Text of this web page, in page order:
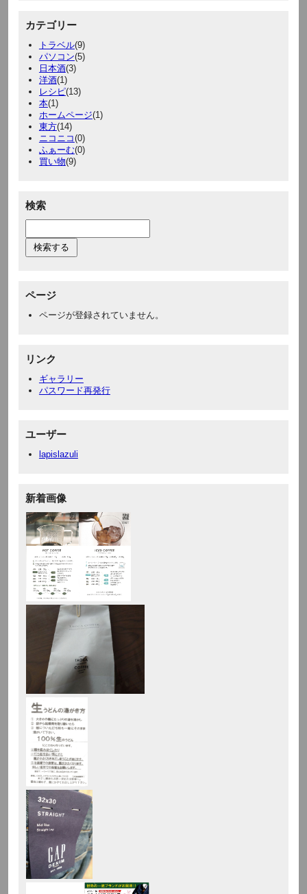
カテゴリー
トラベル(9)
パソコン(5)
日本酒(3)
洋酒(1)
レシピ(13)
本(1)
ホームページ(1)
東方(14)
ニコニコ(0)
ふぁーむ(0)
買い物(9)
検索
ページ
ページが登録されていません。
リンク
ギャラリー
パスワード再発行
ユーザー
lapislazuli
新着画像